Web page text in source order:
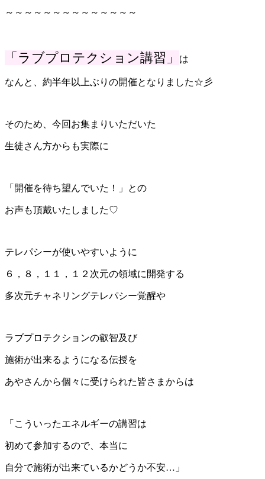
～～～～～～～～～～～～～～
「ラブプロテクション講習」 は
なんと、約半年以上ぶりの開催となりました☆彡
そのため、今回お集まりいただいた
生徒さん方からも実際に
「開催を待ち望んでいた！」との
お声も頂戴いたしました♡
テレパシーが使いやすいように
６，８，１１，１２次元の領域に開発する
多次元チャネリングテレパシー覚醒や
ラブプロテクションの叡智及び
施術が出来るようになる伝授を
あやさんから個々に受けられた皆さまからは
「こういったエネルギーの講習は
初めて参加するので、本当に
自分で施術が出来ているかどうか不安…」